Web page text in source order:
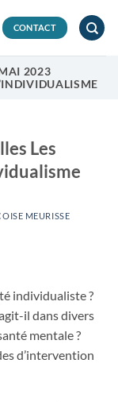
CONTACT
2023
Les
MEURISSE
individualiste ?
il dans divers
mentale ?
d’intervention